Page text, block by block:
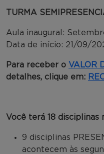
TURMA
Aula inaugural:
Data de início: 21/09/
Para receber o VALOR
detalhes, clique em:
Você terá 18 disciplinas
9 disciplinas
acontecem às